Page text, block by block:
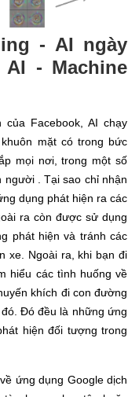
- AI ngày
- Machine
Facebook, AI chạy
mặt có trong bức
mọi nơi, trong một số
người . Tại sao chỉ nhận
dụng phát hiện ra các
ra còn được sử dụng
phát hiện và tránh các
xe. Ngoài ra, khi bạn đi
hiểu các tình huống về
khích đi con đường
Đó đều là những ứng
hiện đối tượng trong
ứng dụng Google dịch